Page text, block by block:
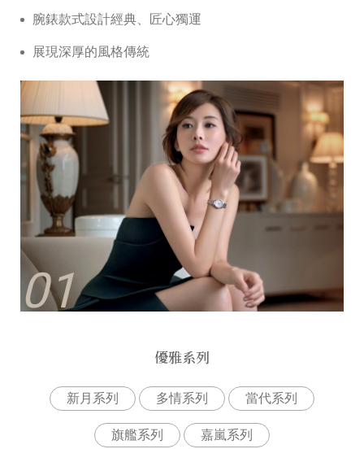
01
腕錶款式設計經典、匠⼼獨運
展現深厚的風格傳統
優雅系列
新⽉系列 多情系列 當代系列
旗艦系列 嘉嵐系列